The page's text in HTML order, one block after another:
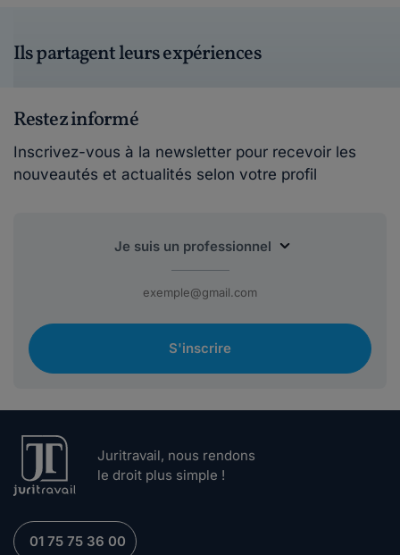
Ils partagent leurs expériences
Restez informé
Inscrivez-vous à la newsletter pour recevoir les
nouveautés et actualités selon votre profil
S'inscrire
Juritravail, nous rendons
le droit plus simple !
01 75 75 36 00